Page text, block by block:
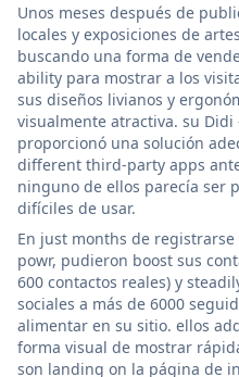
Unos meses después de
locales y exposiciones de
buscando una forma de
ability para mostrar a los
sus diseños livianos y
visualmente atractiva. su Didi
proporcionó una solución
different third-party apps
ninguno de ellos parecía ser
difíciles de usar.
En just months de
powr, pudieron boost sus
600 contactos reales) y
sociales a más de 6000
alimentar en su sitio. ellos
forma visual de mostrar
son landing on la página de